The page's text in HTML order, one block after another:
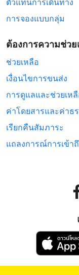
ตัวแทนการเดินทาง
การจองแบบกลุ่ม
ต้องการความช่วย
ช่วยเหลือ
เงื่อนไขการขนส่ง
การดูแลและช่วยเห
ค่าโดยสารและค่าธ
เรียกคืนสัมภาระ
แถลงการณ์การเข้า